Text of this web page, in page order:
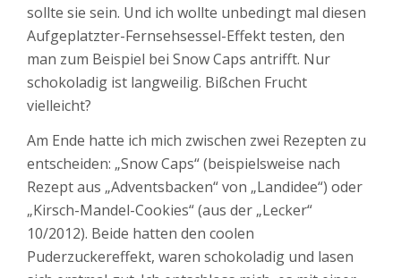
sollte sie sein. Und ich wollte unbedingt mal diesen
Aufgeplatzter-Fernsehsessel-Effekt testen, den
man zum Beispiel bei Snow Caps antrifft. Nur
schokoladig ist langweilig. Bißchen Frucht
vielleicht?
Am Ende hatte ich mich zwischen zwei Rezepten zu
entscheiden: „Snow Caps“ (beispielsweise nach
Rezept aus „Adventsbacken“ von „Landidee“) oder
„Kirsch-Mandel-Cookies“ (aus der „Lecker“
10/2012). Beide hatten den coolen
Puderzuckereffekt, waren schokoladig und lasen